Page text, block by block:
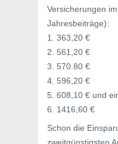
Versicherungen
Jahresbeiträge):
1. 363,20 €
2. 561,20 €
3. 570.80 €
4. 596,20 €
5. 608,10 € und
6. 1416,60 €
Schon die
zweitgünstigsten